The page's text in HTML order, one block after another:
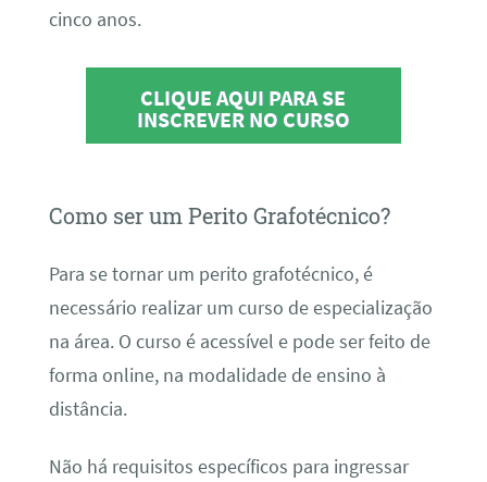
cinco anos.
CLIQUE AQUI PARA SE
INSCREVER NO CURSO
Como ser um Perito Grafotécnico?
Para se tornar um perito grafotécnico, é
necessário realizar um curso de especialização
na área. O curso é acessível e pode ser feito de
forma online, na modalidade de ensino à
distância.
Não há requisitos específicos para ingressar